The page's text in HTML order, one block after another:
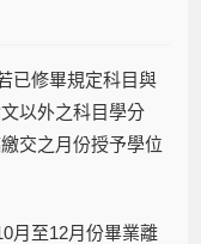
已修畢規定科目與
以外之科目學分
交之月份授予學位
月至12月份畢業離